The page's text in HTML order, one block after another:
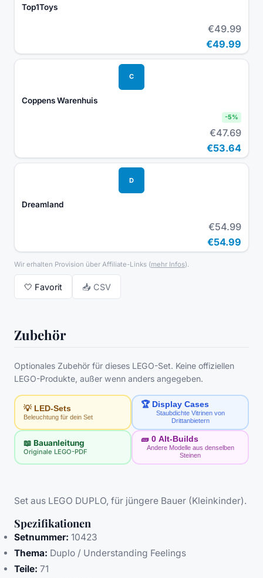
Top1Toys
€49.99
€49.99
C
Coppens Warenhuis
-5%
€47.69
€53.64
D
Dreamland
€54.99
€54.99
Wir erhalten Provision über Affiliate-Links (mehr Infos).
🤍 Favorit 📥 CSV
Zubehör
Optionales Zubehör für dieses LEGO-Set. Keine offiziellen
LEGO-Produkte, außer wenn anders angegeben.
💡 LED-Sets
Beleuchtung für dein Set
🏆 Display Cases
Staubdichte Vitrinen von
Drittanbietern
📖 Bauanleitung
Originale LEGO-PDF
🧱 0 Alt-Builds
Andere Modelle aus denselben
Steinen
Set aus LEGO DUPLO, für jüngere Bauer (Kleinkinder).
Spezifikationen
Setnummer: 10423
Thema: Duplo / Understanding Feelings
Teile: 71